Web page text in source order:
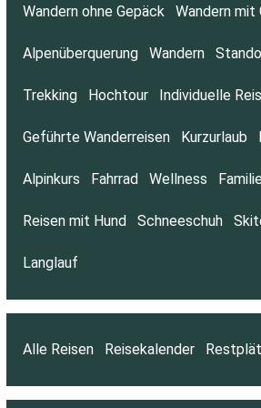
Wandern ohne Gepäck Wandern mit
Alpenüberquerung Wandern
Trekking Hochtour Individuelle
Geführte Wanderreisen Kurzurlaub
Alpinkurs Fahrrad Wellness Familie
Reisen mit Hund Schneeschuh
Langlauf
Alle Reisen Reisekalender